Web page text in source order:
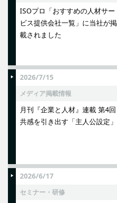
ISOプロ「おすすめの人材サー
ビス提供会社一覧」に当社が掲
載されました
2026/7/15
メディア掲載情報
月刊『企業と人材』連載 第4回
共感を引き出す「主人公設定」
2026/6/17
セミナー・研修